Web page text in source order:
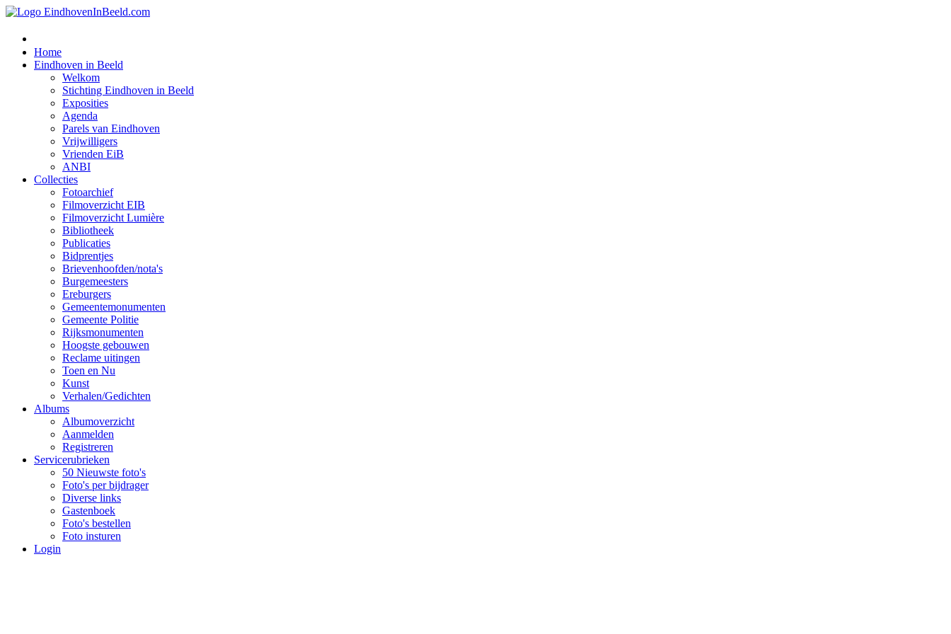
Home
Eindhoven in Beeld
Welkom
Stichting Eindhoven in Beeld
Exposities
Agenda
Parels van Eindhoven
Vrijwilligers
Vrienden EiB
ANBI
Collecties
Fotoarchief
Filmoverzicht EIB
Filmoverzicht Lumière
Bibliotheek
Publicaties
Bidprentjes
Brievenhoofden/nota's
Burgemeesters
Ereburgers
Gemeentemonumenten
Gemeente Politie
Rijksmonumenten
Hoogste gebouwen
Reclame uitingen
Toen en Nu
Kunst
Verhalen/Gedichten
Albums
Albumoverzicht
Aanmelden
Registreren
Servicerubrieken
50 Nieuwste foto's
Foto's per bijdrager
Diverse links
Gastenboek
Foto's bestellen
Foto insturen
Login